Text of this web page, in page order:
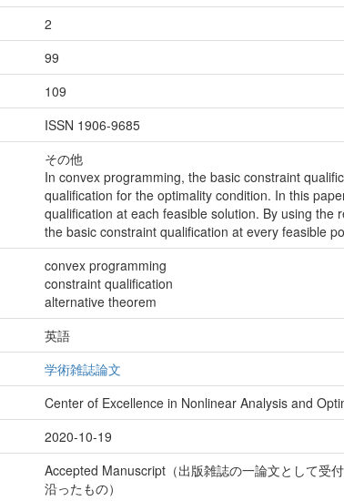
2
99
109
ISSN 1906-9685
その他
In convex programming, the basic constraint
qualification for the optimality condition. In this
qualification at each feasible solution. By using
the basic constraint qualification at every feasible
convex programming
constraint qualification
alternative theorem
英語
学術雑誌論文
Center of Excellence in Nonlinear Analysis and
2020-10-19
Accepted Manuscript（出版雑誌の一論文として受
沿ったもの）